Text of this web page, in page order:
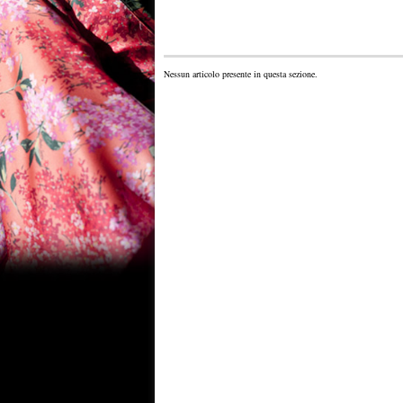
Nessun articolo presente in questa sezione.